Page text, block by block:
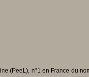
(PeeL), n°1 en France du